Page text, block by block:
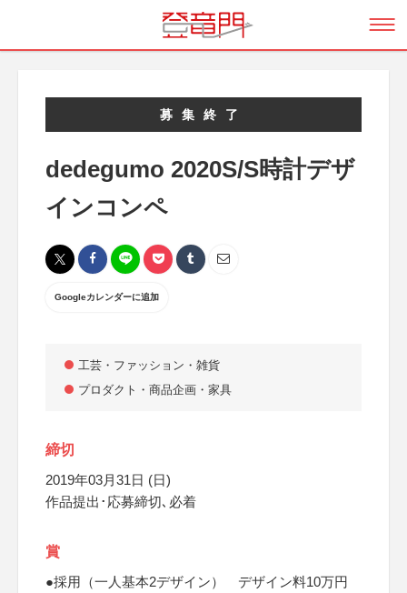
募集終了
dedegumo 2020S/S時計デザ
インコンペ
Googleカレンダーに追加
工芸・ファッション・雑貨
プロダクト・商品企画・家具
締切
2019年03月31日 (日)
作品提出･応募締切､必着
賞
●採用（一人基本2デザイン） デザイン料10万円